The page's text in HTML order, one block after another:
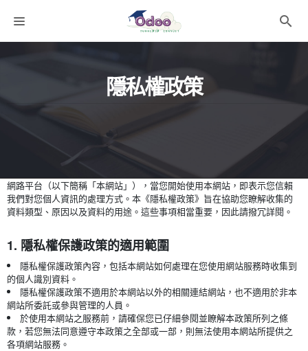
師資團隊
折扣碼
隱私權政策
網路平台（以下簡稱「本網站」），當您開始使用本網站，即表示您信賴
我們對您個人資訊的處理方式。本《隱私權政策》旨在協助您瞭解收集的
資料類型、原因以及資料的用途。這些事項相當重要，因此請撥冗詳閱。
1. 隱私權保護政策的適用範圍
隱私權保護政策內容，包括本網站如何處理在您使用網站服務時收集到
的個人識別資料。
隱私權保護政策不適用於本網站以外的相關連結網站，也不適用於非本
網站所委託或參與管理的人員。
於使用本網站之服務前，請確保您已仔細參閱並瞭解本政策所列之條
款，若您無法同意遵守本政策之全部或一部，則無法使用本網站所提供之
各項網站服務。